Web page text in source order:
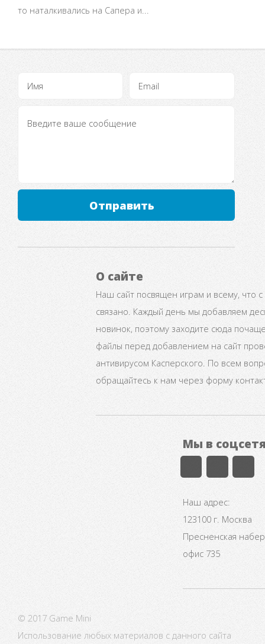
то наталкивались на Сапера и...
Отправить
О сайте
Наш сайт посвящен играм и всему, что
связано. Каждый день мы добавляем
новинок, поэтому заходите сюда
файлы перед добавлением на сайт
антивирусом Касперского. По всем
обращайтесь к нам через форму
Мы в
Наш адрес:
123100 г. Москва
Пресненская
офис 735
© 2017 Game Mini
Использование любых материалов с данного сайта